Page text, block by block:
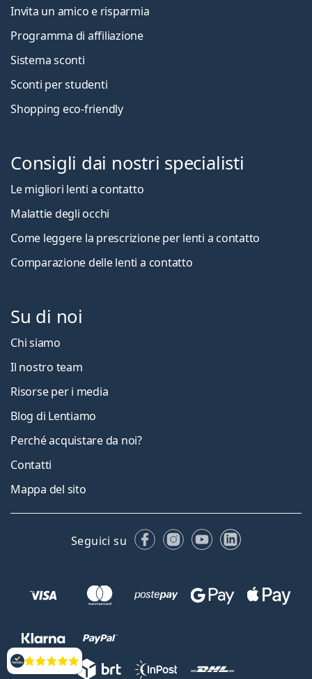
Valutazione
Invita un amico e risparmia
Programma di affiliazione
Sistema sconti
Sconti per studenti
Shopping eco-friendly
Consigli dai nostri specialisti
Le migliori lenti a contatto
Malattie degli occhi
Come leggere la prescrizione per lenti a contatto
Comparazione delle lenti a contatto
Su di noi
Chi siamo
Il nostro team
Risorse per i media
Blog di Lentiamo
Perché acquistare da noi?
Contatti
Mappa del sito
Seguici su FacebookInstagram
YouTubeLinkedIn